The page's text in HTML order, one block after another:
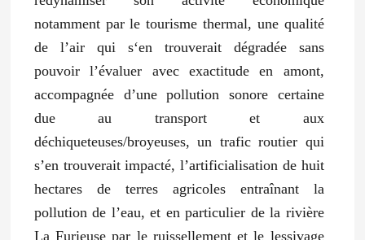
notamment par le tourisme thermal, une qualité
de l’air qui s‘en trouverait dégradée sans
pouvoir l’évaluer avec exactitude en amont,
accompagnée d’une pollution sonore certaine
due au transport et aux
déchiqueteuses/broyeuses, un trafic routier qui
s’en trouverait impacté, l’artificialisation de huit
hectares de terres agricoles entraînant la
pollution de l’eau, et en particulier de la rivière
La Furieuse par le ruissellement et le lessivage